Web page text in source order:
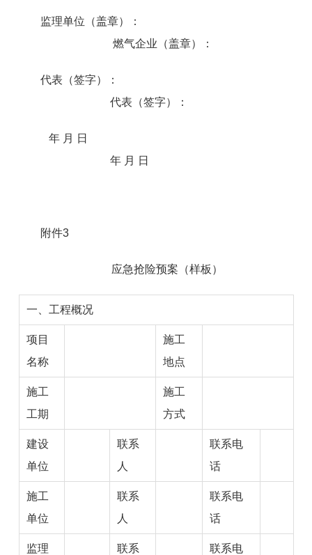
监理单位（盖章）：
燃气企业（盖章）：
代表（签字）：
代表（签字）：
年 月 日
年 月 日
附件3
应急抢险预案 （样板）
一、工程概况
项目
名称
施工
地点
施工
工期
施工
方式
建设
单位
联系
人
联系电
话
施工
单位
联系
人
联系电
话
监理
联系
联系电